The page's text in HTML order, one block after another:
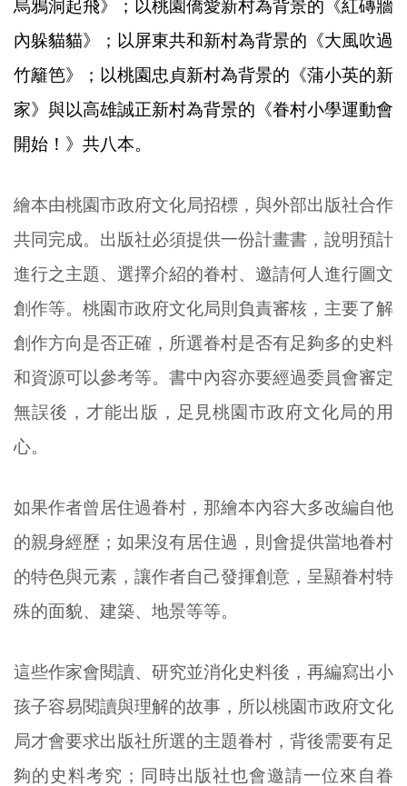
烏鴉洞起飛》；以桃園僑愛新村為背景的《紅磚牆
內躲貓貓》；以屏東共和新村為背景的《大風吹過
竹籬笆》；以桃園忠貞新村為背景的《蒲小英的新
家》與以高雄誠正新村為背景的《眷村小學運動會
開始！》共八本。
繪本由桃園市政府文化局招標，與外部出版社合作
共同完成。出版社必須提供一份計畫書，說明預計
進行之主題、選擇介紹的眷村、邀請何人進行圖文
創作等。桃園市政府文化局則負責審核，主要了解
創作方向是否正確，所選眷村是否有足夠多的史料
和資源可以參考等。書中內容亦要經過委員會審定
無誤後，才能出版，足見桃園市政府文化局的用
心。
如果作者曾居住過眷村，那繪本內容大多改編自他
的親身經歷；如果沒有居住過，則會提供當地眷村
的特色與元素，讓作者自己發揮創意，呈顯眷村特
殊的面貌、建築、地景等等。
這些作家會閱讀、研究並消化史料後，再編寫出小
孩子容易閱讀與理解的故事，所以桃園市政府文化
局才會要求出版社所選的主題眷村，背後需要有足
夠的史料考究；同時出版社也會邀請一位來自眷